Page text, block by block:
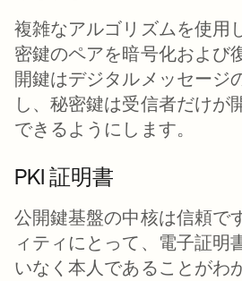
複雑なアルゴリズムを使用
密鍵のペアを暗号化および
開鍵はデジタルメッセージ
し、秘密鍵は受信者だけが
できるようにします。
PKI 証明書
公開鍵基盤の中核は信頼で
ィティにとって、電子証明
いなく本人であることがわ